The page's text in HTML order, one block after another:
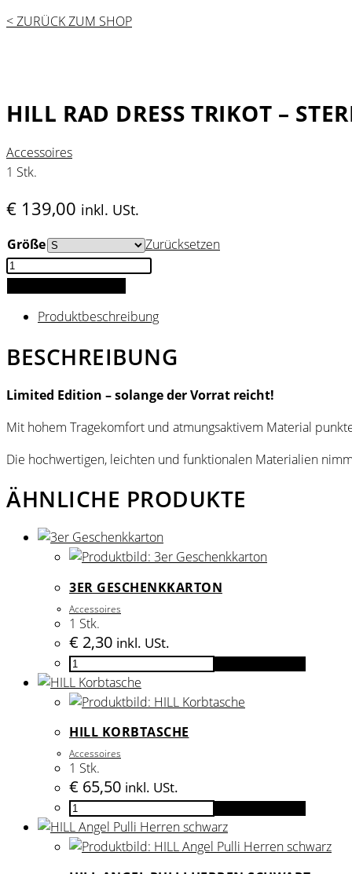
< ZURÜCK ZUM SHOP
HILL RAD DRESS TRIKOT –
Accessoires
1 Stk.
€ 139,00 inkl. USt.
Größe
Zurücksetzen
HILL
Rad
TRIKOT
STERNE
–
Limited
Menge
Produktbeschreibung
BESCHREIBUNG
Limited Edition – solange der Vorrat reicht!
Mit hohem Tragekomfort und atmungsaktivem Material
Die hochwertigen, leichten und funktionalen Materialien
ÄHNLICHE PRODUKTE
3ER GESCHENKKARTON
Accessoires
1 Stk.
€ 2,30 inkl. USt.
3er
Geschenkkarton
Menge
HILL KORBTASCHE
Accessoires
1 Stk.
€ 65,50 inkl. USt.
HILL
Korbtasche
Menge